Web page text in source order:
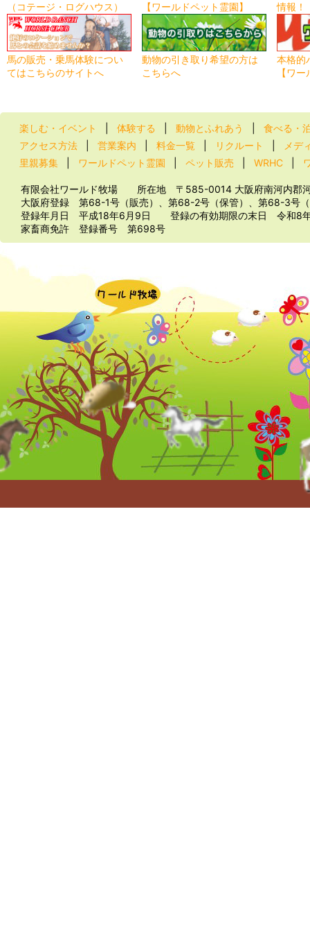
（コテージ・ログハウス）
【ワールドペット霊園】
情報！
馬の販売・乗馬体験につい
てはこちらのサイトへ
動物の引き取り希望の方は
こちらへ
本格的
【ワ
楽しむ・イベント 体験する 動物とふれあう
食べる・
アクセス方法
営業案内 料金一覧 リクルート
メデ
里親募集
ワールドペット霊園 ペット販売 WRHC
有限会社ワールド牧場 所在地 〒585-0014 大阪府南河内郡
大阪府登録 第68-1号（販売）、第68-2号（保管）、第68-3号
登録年月日 平成18年6月9日 登録の有効期限の末日 令和
家畜商免許 登録番号 第698号